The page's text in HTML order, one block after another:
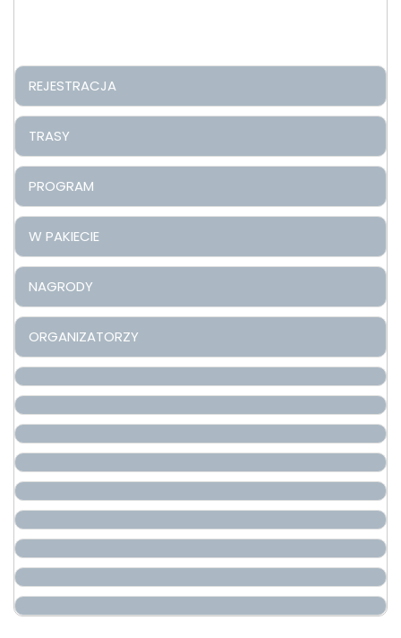
REJESTRACJA
TRASY
PROGRAM
W PAKIECIE
NAGRODY
ORGANIZATORZY